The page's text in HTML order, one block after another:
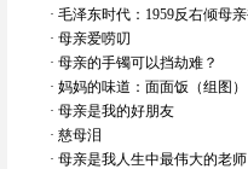
· 毛泽东时代：1959反右倾母
· 母亲爱唠叨
· 母亲的手镯可以挡劫难？
· 妈妈的味道：面面饭（组图）
· 母亲是我的好朋友
· 慈母泪
· 母亲是我人生中最伟大的老师